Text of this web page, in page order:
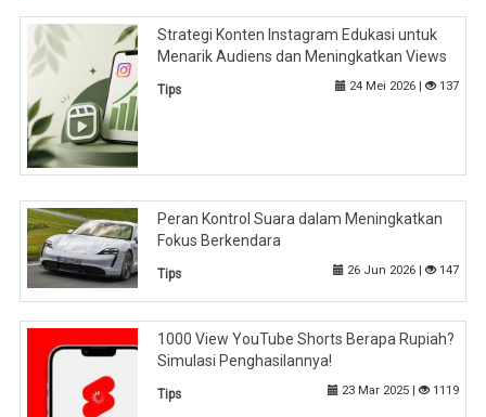
Strategi Konten Instagram Edukasi untuk
Menarik Audiens dan Meningkatkan Views
Tips 24 Mei 2026 | 137
Peran Kontrol Suara dalam Meningkatkan
Fokus Berkendara
Tips 26 Jun 2026 | 147
1000 View YouTube Shorts Berapa Rupiah?
Simulasi Penghasilannya!
Tips 23 Mar 2025 | 1119